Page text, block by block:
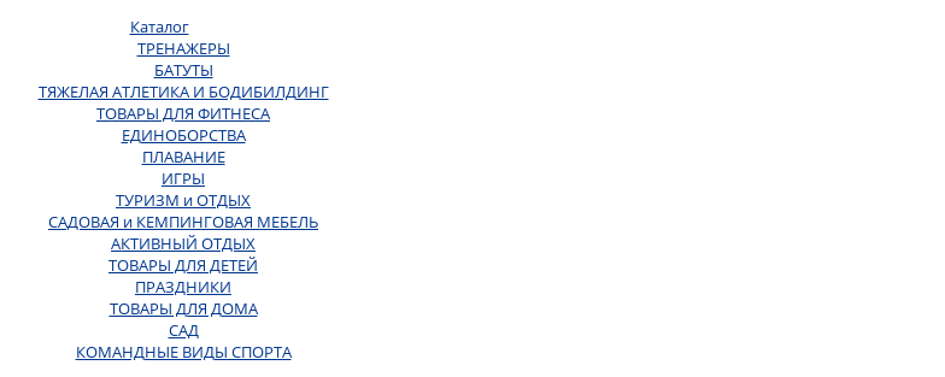
Каталог
ТРЕНАЖЕРЫ
БАТУТЫ
ТЯЖЕЛАЯ АТЛЕТИКА И БОДИБИЛДИНГ
ТОВАРЫ ДЛЯ ФИТНЕСА
ЕДИНОБОРСТВА
ПЛАВАНИЕ
ИГРЫ
ТУРИЗМ и ОТДЫХ
САДОВАЯ и КЕМПИНГОВАЯ МЕБЕЛЬ
АКТИВНЫЙ ОТДЫХ
ТОВАРЫ ДЛЯ ДЕТЕЙ
ПРАЗДНИКИ
ТОВАРЫ ДЛЯ ДОМА
САД
КОМАНДНЫЕ ВИДЫ СПОРТА